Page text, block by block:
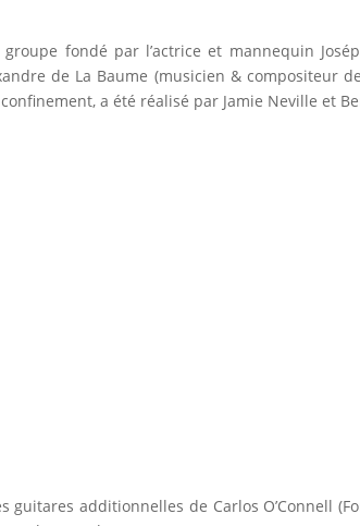
fondé par l’actrice et mannequin
de La Baume (musicien & compositeur
a été réalisé par Jamie Neville et
guitares additionnelles de Carlos O’Connell